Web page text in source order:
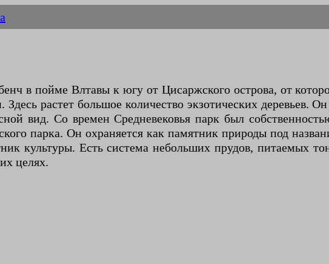
в пойме Влтавы к югу от Цисаржского острова, от
растет большое количество экзотических деревьев.
вид. Со времен Средневековья парк был
парка. Он охраняется как памятник природы под
культуры. Есть система небольших прудов, питаемых
целях.